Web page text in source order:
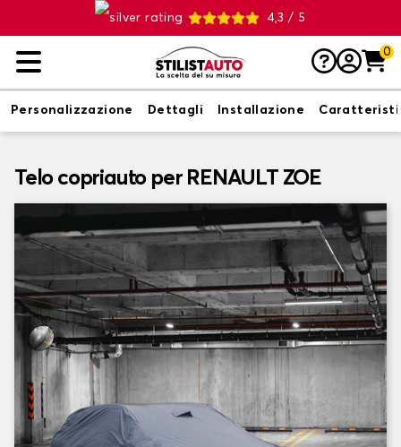
4,3 / 5
0
Personalizzazione Dettagli Installazione
Telo copriauto per RENAULT ZOE